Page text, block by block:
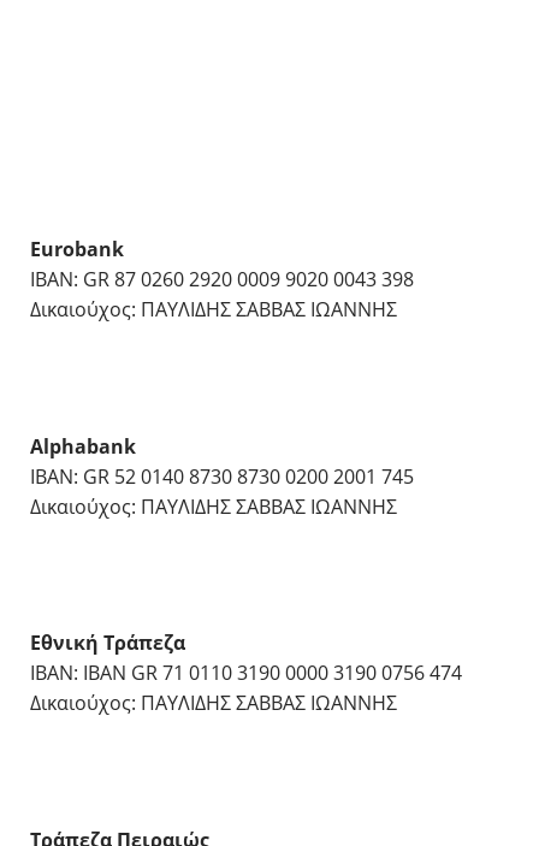
Eurobank
IBAN: GR 87 0260 2920 0009 9020 0043 398
Δικαιούχος: ΠΑΥΛΙΔΗΣ ΣΑΒΒΑΣ ΙΩΑΝΝΗΣ
Alphabank
IBAN: GR 52 0140 8730 8730 0200 2001 745
Δικαιούχος: ΠΑΥΛΙΔΗΣ ΣΑΒΒΑΣ ΙΩΑΝΝΗΣ
Εθνική Τράπεζα
IBAN: IBAN GR 71 0110 3190 0000 3190 0756 474
Δικαιούχος: ΠΑΥΛΙΔΗΣ ΣΑΒΒΑΣ ΙΩΑΝΝΗΣ
Τράπεζα Πειραιώς